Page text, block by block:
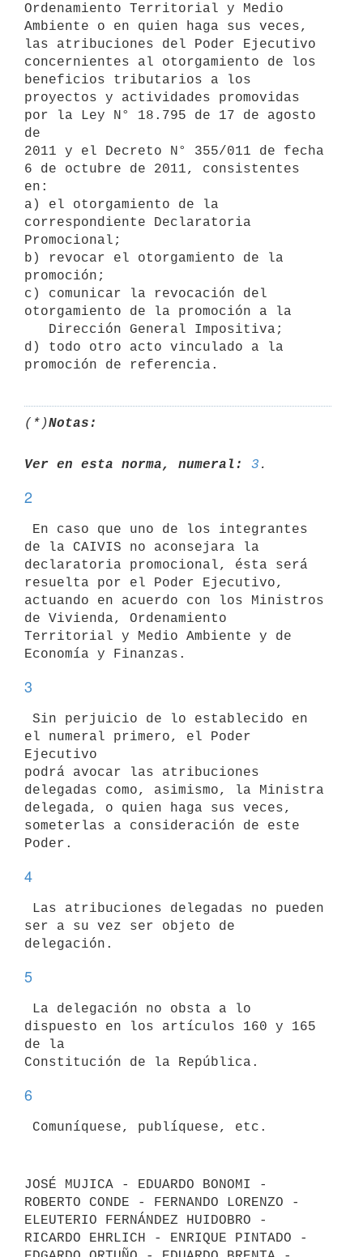
Ordenamiento Territorial y Medio
Ambiente o en quien haga sus veces,
las atribuciones del Poder Ejecutivo
concernientes al otorgamiento de los
beneficios tributarios a los
proyectos y actividades promovidas
por la Ley N° 18.795 de 17 de agosto
de
2011 y el Decreto N° 355/011 de fecha
6 de octubre de 2011, consistentes
en:
a) el otorgamiento de la
correspondiente Declaratoria
Promocional;
b) revocar el otorgamiento de la
promoción;
c) comunicar la revocación del
otorgamiento de la promoción a la
d) todo otro acto vinculado a la
(*)Notas:
Ver en esta norma, numeral: 3
2
de la CAIVIS no aconsejara la
declaratoria promocional, ésta será
resuelta por el Poder Ejecutivo,
actuando en acuerdo con los Ministros
de Vivienda, Ordenamiento
Territorial y Medio Ambiente y de
3
el numeral primero, el Poder
Ejecutivo
podrá avocar las atribuciones
delegadas como, asimismo, la Ministra
delegada, o quien haga sus veces,
someterlas a consideración de este
4
ser a su vez ser objeto de
5
dispuesto en los artículos 160 y 165
de la
6
JOSÉ MUJICA - EDUARDO BONOMI -
ROBERTO CONDE - FERNANDO LORENZO -
ELEUTERIO FERNÁNDEZ HUIDOBRO -
RICARDO EHRLICH - ENRIQUE PINTADO -